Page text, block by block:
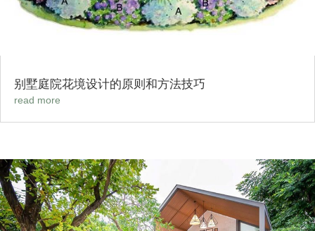
别墅庭院花境设计的原则和方法技巧
read more